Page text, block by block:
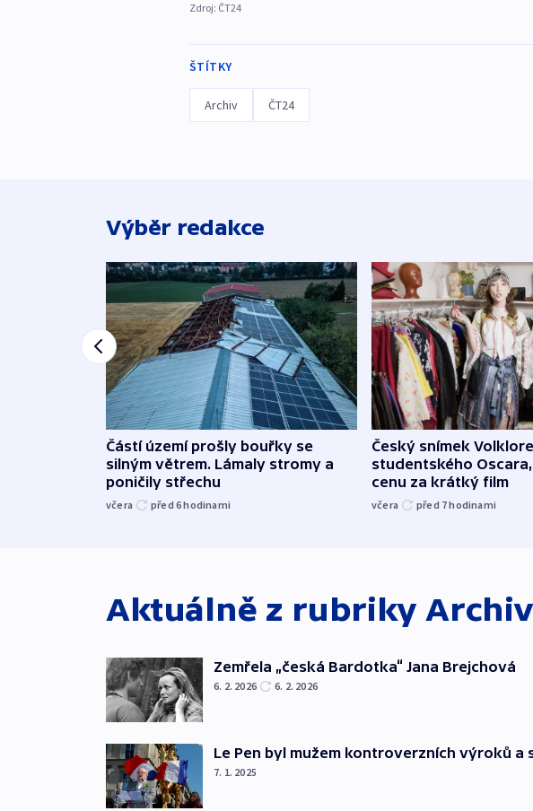
Zdroj: ČT24
ŠTÍTKY
Archiv ČT24
Výběr redakce
Částí území prošly bouřky se
silným větrem. Lámaly stromy a
poničily střechu
včera před 6hodinami
Český snímek
studentského
cenu za krátký film
včera před 7hodinami
Aktuálně z rubriky Archiv
Zemřela „česká Bardotka“ Jana Brejchová
6. 2. 2026 6. 2. 2026
Le Pen byl mužem kontroverzních výroků a
7. 1. 2025